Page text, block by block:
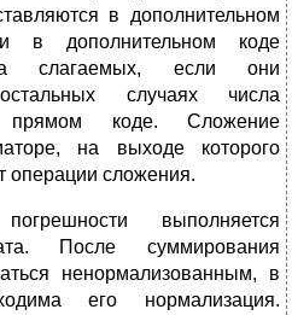
в дополнительном
в дополнительном коде
слагаемых, если они
случаях числа
прямом коде. Сложение
на выходе которого
операции сложения.
выполняется
После суммирования
ненормализованным, в
его нормализация.